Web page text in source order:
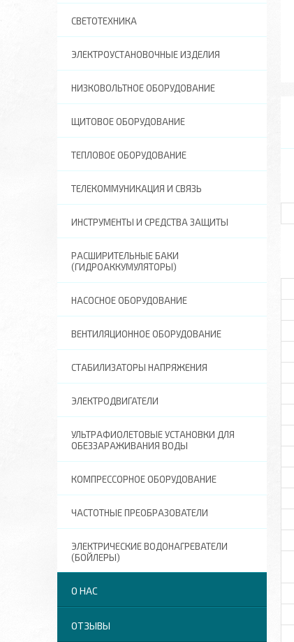
СВЕТОТЕХНИКА
ЭЛЕКТРОУСТАНОВОЧНЫЕ ИЗДЕЛИЯ
НИЗКОВОЛЬТНОЕ ОБОРУДОВАНИЕ
ЩИТОВОЕ ОБОРУДОВАНИЕ
ТЕПЛОВОЕ ОБОРУДОВАНИЕ
ТЕЛЕКОММУНИКАЦИЯ И СВЯЗЬ
ИНСТРУМЕНТЫ И СРЕДСТВА ЗАЩИТЫ
РАСШИРИТЕЛЬНЫЕ БАКИ
(ГИДРОАККУМУЛЯТОРЫ)
НАСОСНОЕ ОБОРУДОВАНИЕ
ВЕНТИЛЯЦИОННОЕ ОБОРУДОВАНИЕ
СТАБИЛИЗАТОРЫ НАПРЯЖЕНИЯ
ЭЛЕКТРОДВИГАТЕЛИ
УЛЬТРАФИОЛЕТОВЫЕ УСТАНОВКИ ДЛЯ
ОБЕЗЗАРАЖИВАНИЯ ВОДЫ
КОМПРЕССОРНОЕ ОБОРУДОВАНИЕ
ЧАСТОТНЫЕ ПРЕОБРАЗОВАТЕЛИ
ЭЛЕКТРИЧЕСКИЕ ВОДОНАГРЕВАТЕЛИ
(БОЙЛЕРЫ)
О НАС
ОТЗЫВЫ